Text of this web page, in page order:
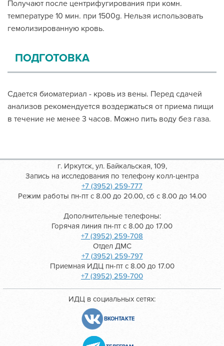
Получают после центрифугирования при комн.
температуре 10 мин. при 1500g. Нельзя использовать
гемолизированную кровь.
ПОДГОТОВКА
Сдается биоматериал - кровь из вены. Перед сдачей
анализов рекомендуется воздержаться от приема пищи
в течение не менее 3 часов. Можно пить воду без газа.
г. Иркутск, ул. Байкальская, 109,
Запись на исследования по телефону колл-центра
+7 (3952) 259-777
Режим работы пн-пт с 8.00 до 20.00, сб с 8.00 до 14.00
Дополнительные телефоны:
Горячая линия пн-пт с 8.00 до 17.00
+7 (3952) 259-708
Отдел ДМС
+7 (3952) 259-797
Приемная ИДЦ пн-пт с 8.00 до 17.00
+7 (3952) 259-700
ИДЦ в социальных сетях:
ВКОНТАКТЕ